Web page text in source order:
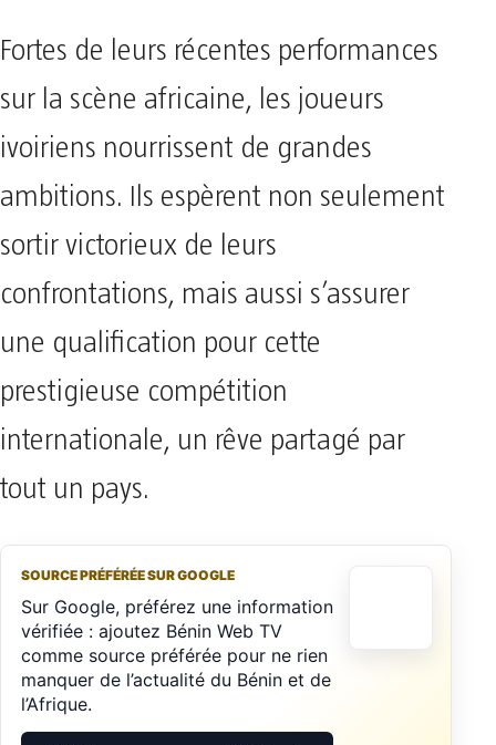
Fortes de leurs récentes performances
sur la scène africaine, les joueurs
ivoiriens nourrissent de grandes
ambitions. Ils espèrent non seulement
sortir victorieux de leurs
confrontations, mais aussi s’assurer
une qualification pour cette
prestigieuse compétition
internationale, un rêve partagé par
tout un pays.
SOURCE PRÉFÉRÉE SUR GOOGLE
Sur Google, préférez une information
vérifiée : ajoutez Bénin Web TV
comme source préférée pour ne rien
manquer de l’actualité du Bénin et de
l’Afrique.